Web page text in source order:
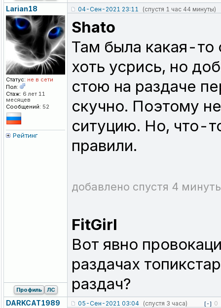
Larian18
Статус: не в сети
Пол:
Стаж: 6 лет 11
месяцев
Сообщений: 52
Рейтинг
04-Сен-2021 23:11 (спустя 1 час 44 минуты)
Shato
Там была какая-то
хоть усрись, но
стою на раздаче
скучно. Поэтому
ситуцию. Но, что-
правили.
добавлено спустя 4
FitGirl
Вот явно
раздачах
раздач?
Профиль ЛС
DARKCAT1989 05-Сен-2021 03:04 (спустя 3 часа) [-] 0